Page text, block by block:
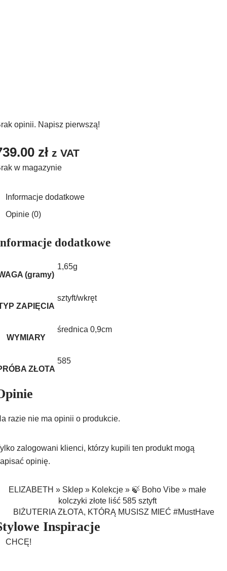
opinii. Napisz pierwszą!
zł z VAT
w magazynie
Informacje dodatkowe
Opinie (0)
dodatkowe
(gramy)
1,65g
ZAPIĘCIA
sztyft/wkręt
WYMIARY
średnica 0,9cm
ZŁOTA
585
razie nie ma opinii o produkcie.
zalogowani klienci, którzy kupili ten produkt mogą
opinię.
ELIZABETH » Sklep » Kolekcje » 🍃 Boho Vibe » małe
kolczyki złote liść 585 sztyft
BIŻUTERIA ZŁOTA, KTÓRĄ MUSISZ MIEĆ #MustHave
Inspiracje
CHCĘ!